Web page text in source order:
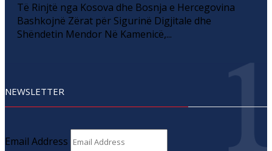
Të Rinjtë nga Kosova dhe Bosnja e Hercegovina
Bashkojnë Zërat për Sigurinë Digjitale dhe
Shëndetin Mendor Në Kamenicë,...
NEWSLETTER
Email Address